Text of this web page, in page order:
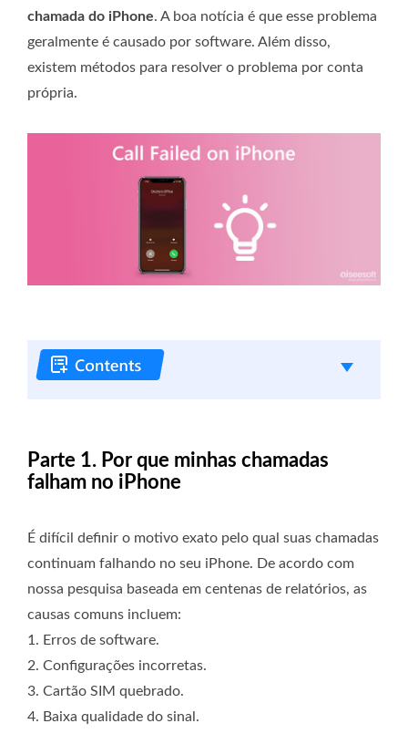
chamada do iPhone. A boa notícia é que esse problema
geralmente é causado por software. Além disso,
existem métodos para resolver o problema por conta
própria.
Parte 1. Por que minhas chamadas
falham no iPhone
É difícil definir o motivo exato pelo qual suas chamadas
continuam falhando no seu iPhone. De acordo com
nossa pesquisa baseada em centenas de relatórios, as
causas comuns incluem:
1. Erros de software.
2. Configurações incorretas.
3. Cartão SIM quebrado.
4. Baixa qualidade do sinal.